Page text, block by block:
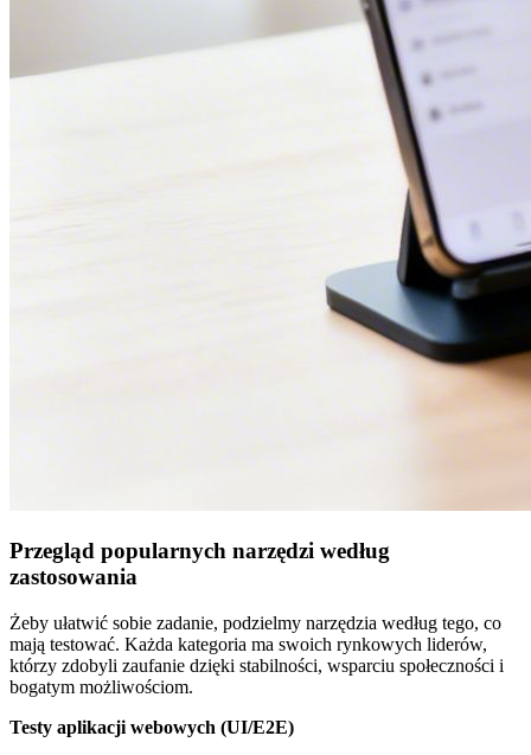
Przegląd popularnych narzędzi według
zastosowania
Żeby ułatwić sobie zadanie, podzielmy narzędzia według tego, co
mają testować. Każda kategoria ma swoich rynkowych liderów,
którzy zdobyli zaufanie dzięki stabilności, wsparciu społeczności i
bogatym możliwościom.
Testy aplikacji webowych (UI/E2E)